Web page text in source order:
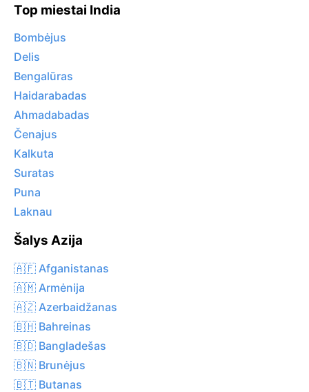
Top miestai India
Bombėjus
Delis
Bengalūras
Haidarabadas
Ahmadabadas
Čenajus
Kalkuta
Suratas
Puna
Laknau
Šalys Azija
🇦🇫 Afganistanas
🇦🇲 Armėnija
🇦🇿 Azerbaidžanas
🇧🇭 Bahreinas
🇧🇩 Bangladešas
🇧🇳 Brunėjus
🇧🇹 Butanas